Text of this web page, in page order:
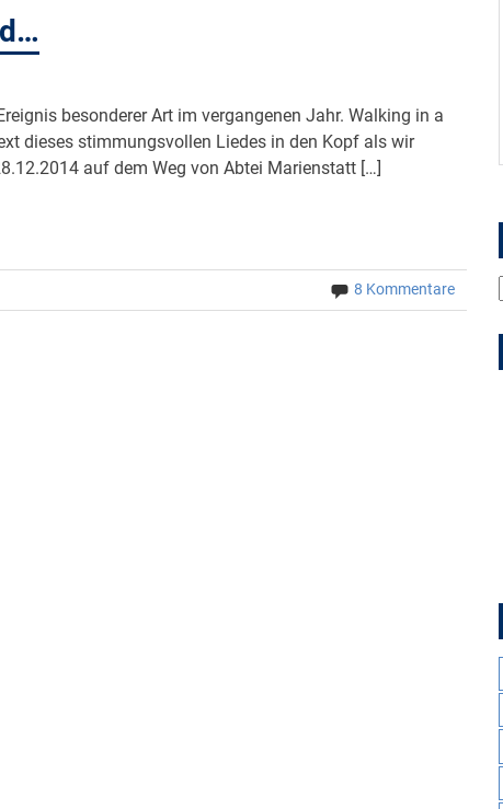
besonderer Art im vergangenen Jahr. Walking in a
dieses stimmungsvollen Liedes in den Kopf als wir
auf dem Weg von Abtei Marienstatt […]
8 Kommentare